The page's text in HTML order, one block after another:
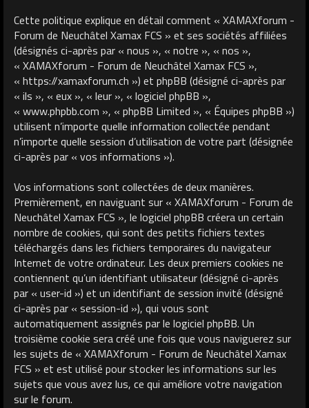
Cette politique explique en détail comment « XAMAXforum -
Forum de Neuchâtel Xamax FCS » et ses sociétés affiliées
(désignés ci-après par « nous », « notre », « nos »,
« XAMAXforum - Forum de Neuchâtel Xamax FCS »,
« https://xamaxforum.ch ») et phpBB (désigné ci-après par
« ils », « eux », « leur », « logiciel phpBB »,
« www.phpbb.com », « phpBB Limited », « Équipes phpBB »)
utilisent n’importe quelle information collectée pendant
n’importe quelle session d’utilisation de votre part (désignée
ci-après par « vos informations »).
Vos informations sont collectées de deux manières.
Premièrement, en naviguant sur « XAMAXforum - Forum de
Neuchâtel Xamax FCS », le logiciel phpBB créera un certain
nombre de cookies, qui sont des petits fichiers textes
téléchargés dans les fichiers temporaires du navigateur
Internet de votre ordinateur. Les deux premiers cookies ne
contiennent qu’un identifiant utilisateur (désigné ci-après
par « user-id ») et un identifiant de session invité (désigné
ci-après par « session-id »), qui vous sont
automatiquement assignés par le logiciel phpBB. Un
troisième cookie sera créé une fois que vous naviguerez sur
les sujets de « XAMAXforum - Forum de Neuchâtel Xamax
FCS » et est utilisé pour stocker les informations sur les
sujets que vous avez lus, ce qui améliore votre navigation
sur le forum.